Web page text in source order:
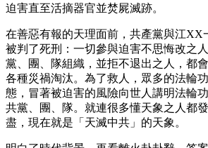
迫害直至活摘器官並焚屍滅跡。
在善惡有報的天理面前，共產黨與江XX
被判了死刑：一切參與迫害不思悔改之
黨、團、隊組織，並拒不退出之人，都
各種災禍淘汰。為了救人，眾多的法輪
態，冒著被迫害的風險向世人講明法輪
共黨、團、隊。就連很多懂天象之人都
盡，現在就是「天滅中共」的天象。